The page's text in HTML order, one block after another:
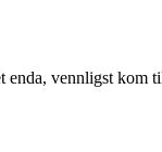
vennligst kom